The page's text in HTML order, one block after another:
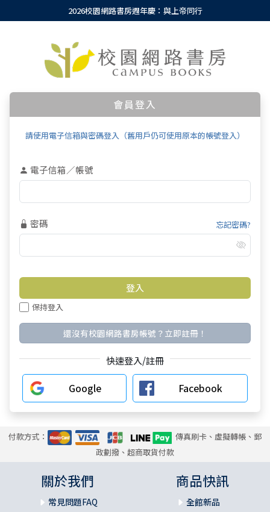
2026校園網路書房週年慶：與上帝同行
會員登入
請使用電子信箱與密碼登入（舊用戶仍可使用原本的帳號登入）
電子信箱／帳號
密碼 忘記密碼?
保持登入
還沒有校園網路書房帳號？立即註冊！
快速登入/註冊
Google Facebook
付款方式：
傳真刷卡、虛擬轉帳、郵
政劃撥、超商取貨付款
關於我們
常見問題FAQ
商品快訊
全館新品